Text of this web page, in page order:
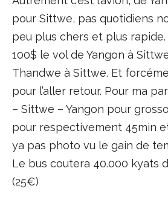
pour Sittwe, pas quotidiens
peu plus chers et plus
100$ le vol de Yangon à
Thandwe à Sittwe. Et
pour l’aller retour. Pour ma
– Sittwe – Yangon pour
pour respectivement 45min
ya pas photo vu le gain de
Le bus coutera 40.000 kyats
(25€)